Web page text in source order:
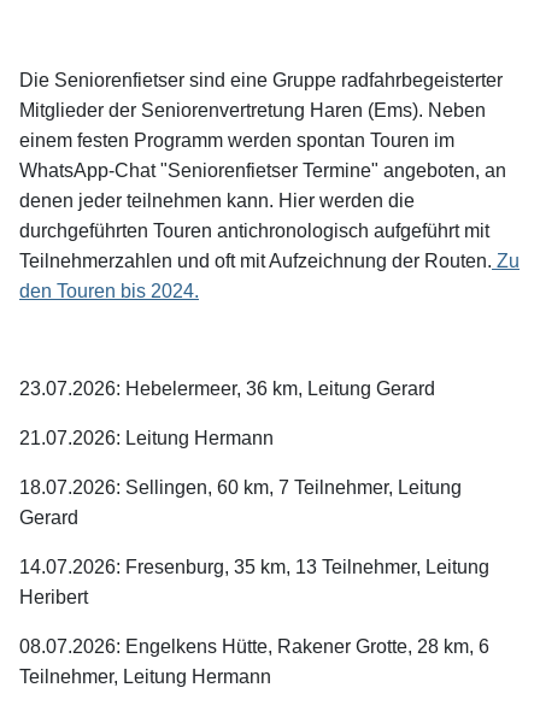
Die Seniorenfietser sind eine Gruppe radfahrbegeisterter
Mitglieder der Seniorenvertretung Haren (Ems). Neben
einem festen Programm werden spontan Touren im
WhatsApp-Chat "Seniorenfietser Termine" angeboten, an
denen jeder teilnehmen kann. Hier werden die
durchgeführten Touren antichronologisch aufgeführt mit
Teilnehmerzahlen und oft mit Aufzeichnung der Routen. Zu
den Touren bis 2024.
23.07.2026: Hebelermeer, 36 km, Leitung Gerard
21.07.2026: Leitung Hermann
18.07.2026: Sellingen, 60 km, 7 Teilnehmer, Leitung
Gerard
14.07.2026: Fresenburg, 35 km, 13 Teilnehmer, Leitung
Heribert
08.07.2026: Engelkens Hütte, Rakener Grotte, 28 km, 6
Teilnehmer, Leitung Hermann